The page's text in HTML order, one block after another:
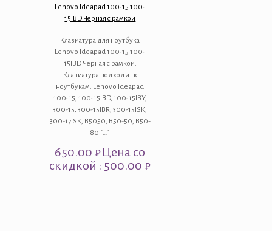
Lenovo Ideapad 100-15 100-
15IBD Черная с рамкой
Клавиатура для ноутбука
Lenovo Ideapad 100-15 100-
15IBD Черная с рамкой.
Клавиатура подходит к
ноутбукам: Lenovo Ideapad
100-15, 100-15IBD, 100-15IBY,
300-15, 300-15IBR, 300-15ISK,
300-17ISK, B5050, В50-50, B50-
80 […]
650.00₽Цена со
скидкой : 500.00 ₽